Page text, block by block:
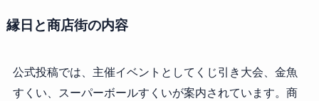
縁日と商店街の内容
公式投稿では、主催イベントとしてくじ引き大会、金魚
すくい、スーパーボールすくいが案内されています。商